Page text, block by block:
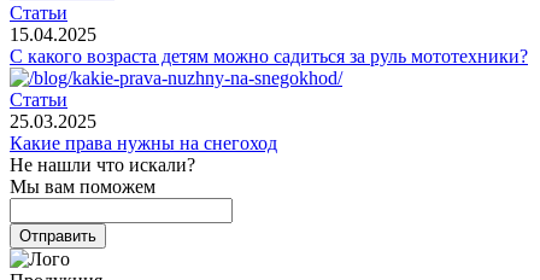
Статьи
15.04.2025
С какого возраста детям можно садиться за руль мототехники?
Статьи
25.03.2025
Какие права нужны на снегоход
Не нашли что искали?
Мы вам поможем